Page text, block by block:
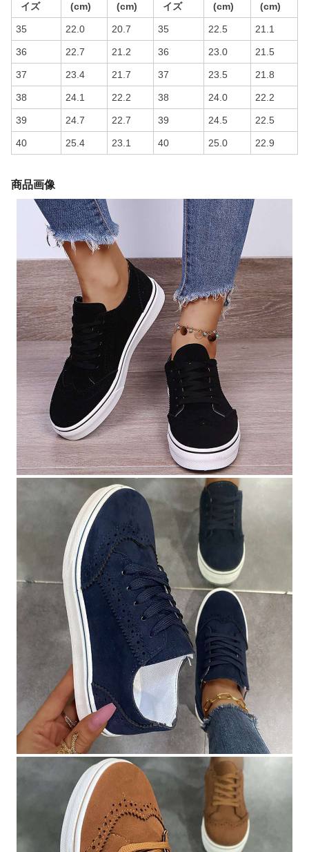
イズ
(cm)
(cm)
イズ
(cm)
(cm)
35 22.0 20.7 35 22.5 21.1
36 22.7 21.2 36 23.0 21.5
37 23.4 21.7 37 23.5 21.8
38 24.1 22.2 38 24.0 22.2
39 24.7 22.7 39 24.5 22.5
40 25.4 23.1 40 25.0 22.9
商品画像